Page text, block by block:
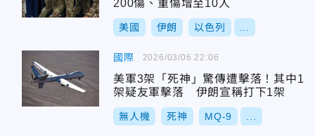
200傷、重傷增至10人
美國 伊朗 以色列
國際
美軍3架「死神」驚傳遭擊落！其中1
架疑友軍擊落 伊朗宣稱打下1架
無人機 死神 MQ-9
2026/03/06 22:06